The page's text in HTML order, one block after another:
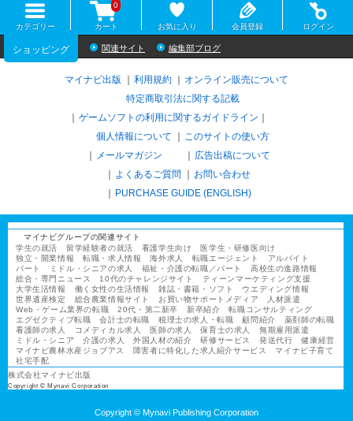
カテゴリー カート
0
お気に入り 会員登録 ログイン
ショッピング 関連サイト 編集部ブログ
マイナビ出版 利用規約
オンライン販売について
特定商取引法に関する記載
ゲームソフトの利用に関するガイドライン
個人情報について
このサイトの使い方
メールマガジン
広告出稿について
よくあるご質問
お問い合わせ
PURCHASE GUIDE (ENGLISH)
マイナビグループの関連サイト
学生の就活
留学経験者の就活 看護学生向け
医学生・研修医向け
独立・開業情報
転職・求人情報 海外求人 転職エージェント
アルバイト
パート
ミドル・シニアの求人 福祉・介護の転職／パート
高校生の進路情報
総合・専門ニュース
10代のチャレンジサイト
ティーンマーケティング支援
大学生活情報
働く女性の生活情報 雑誌・書籍・ソフト
ウエディング情報
世界遺産検定
総合農業情報サイト お買い物サポートメディア
人材派遣
Web・ゲーム業界の転職
20代・第二新卒 新卒紹介
転職コンサルティング
エグゼクティブ転職
会計士の転職 税理士の求人・転職 顧問紹介
薬剤師の転職
看護師の求人
コメディカル求人 医師の求人 保育士の求人
無期雇用派遣
ミドル・シニア
介護の求人 外国人材の紹介 研修サービス 発送代行
健康経営
マイナビ農林水産ジョブアス
障害者に特化した求人紹介サービス
マイナビ子育て
社宅手配
株式会社マイナビ出版
Copyright © Mynavi Corporation
Copyright © Mynavi Publishing Corporation